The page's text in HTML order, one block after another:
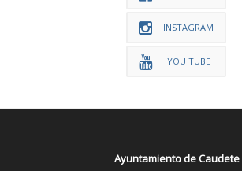
INSTAGRAM
YOU TUBE
Ayuntamiento de Caudete